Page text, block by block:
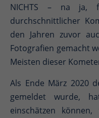
NICHTS – na ja,
durchschnittlicher
den Jahren zuvor
Fotografien gemacht
Meisten dieser
Als Ende März 2020
gemeldet wurde,
einschätzen